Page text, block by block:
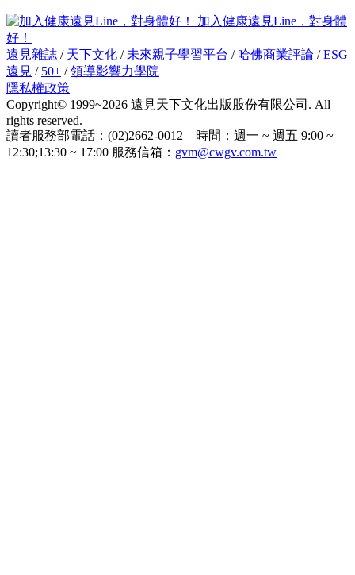
加入健康遠見Line，對身體
好！
遠見雜誌 / 天下文化 / 未來親子學習平台 / 哈佛商業評論 /ESG
遠見 / 50+ /領導影響力學院
隱私權政策
Copyright© 1999~2026 遠見天下文化出版股份有限公司. All
rights reserved.
讀者服務部電話：(02)2662-0012 時間：週一 ~ 週五 9:00 ~
12:30;13:30 ~ 17:00 服務信箱： gvm@cwgv.com.tw